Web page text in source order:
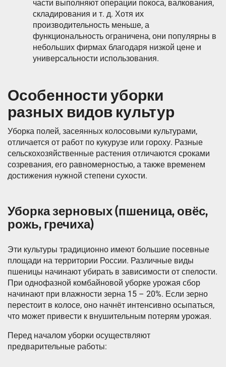
части выполняют операции покоса, валкования,
складирования и т. д. Хотя их
производительность меньше, а
функциональность ограничена, они популярны в
небольших фирмах благодаря низкой цене и
универсальности использования.
Особенности уборки
разных видов культур
Уборка полей, засеянных колосовыми культурами,
отличается от работ по кукурузе или гороху. Разные
сельскохозяйственные растения отличаются сроками
созревания, его равномерностью, а также временем
достижения нужной степени сухости.
Уборка зерновых (пшеница, овёс,
рожь, гречиха)
Эти культуры традиционно имеют большие посевные
площади на территории России. Различные виды
пшеницы начинают убирать в зависимости от спелости.
При однофазной комбайновой уборке урожая сбор
начинают при влажности зерна 15 – 20%. Если зерно
перестоит в колосе, оно начнёт интенсивно осыпаться,
что может привести к внушительным потерям урожая.
Перед началом уборки осуществляют
предварительные работы: